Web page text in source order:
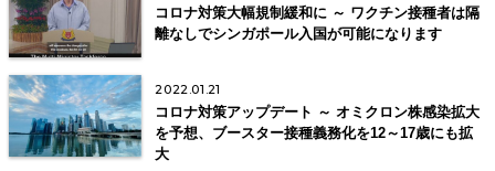
コロナ対策大幅規制緩和に ～ ワクチン接種者は隔
離なしでシンガポール入国が可能になります
2022.01.21
コロナ対策アップデート ～ オミクロン株感染拡大
を予想、ブースター接種義務化を12～17歳にも拡
大